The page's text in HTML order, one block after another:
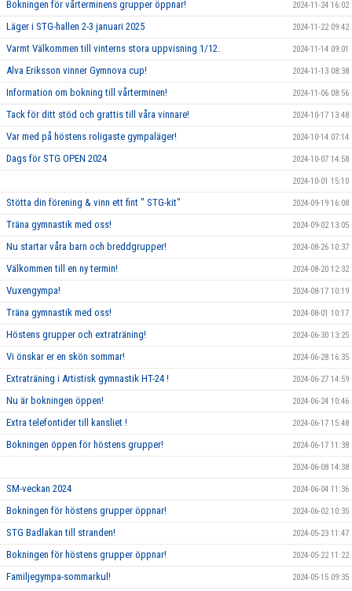
Bokningen för vårterminens grupper öppnar! 2024-11-24 16:02
Läger i STG-hallen 2-3 januari 2025 2024-11-22 09:42
Varmt Välkommen till vinterns stora uppvisning 1/12. 2024-11-14 09:01
Alva Eriksson vinner Gymnova cup! 2024-11-13 08:38
Information om bokning till vårterminen! 2024-11-06 08:56
Tack för ditt stöd och grattis till våra vinnare! 2024-10-17 13:48
Var med på höstens roligaste gympaläger! 2024-10-14 07:14
Dags för STG OPEN 2024 2024-10-07 14:58
2024-10-01 15:10
Stötta din förening & vinn ett fint " STG-kit" 2024-09-19 16:08
Träna gymnastik med oss! 2024-09-02 13:05
Nu startar våra barn och breddgrupper! 2024-08-26 10:37
Välkommen till en ny termin! 2024-08-20 12:32
Vuxengympa! 2024-08-17 10:19
Träna gymnastik med oss! 2024-08-01 10:17
Höstens grupper och extraträning! 2024-06-30 13:25
Vi önskar er en skön sommar! 2024-06-28 16:35
Extraträning i Artistisk gymnastik HT-24 ! 2024-06-27 14:59
Nu är bokningen öppen! 2024-06-24 10:46
Extra telefontider till kansliet ! 2024-06-17 15:48
Bokningen öppen för höstens grupper! 2024-06-17 11:38
2024-06-08 14:38
SM-veckan 2024 2024-06-04 11:36
Bokningen för höstens grupper öppnar! 2024-06-02 10:35
STG Badlakan till stranden! 2024-05-23 11:47
Bokningen för höstens grupper öppnar! 2024-05-22 11:22
Familjegympa-sommarkul! 2024-05-15 09:35